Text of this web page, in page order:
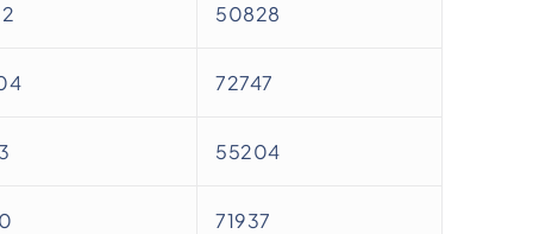
50828
72747
55204
71937